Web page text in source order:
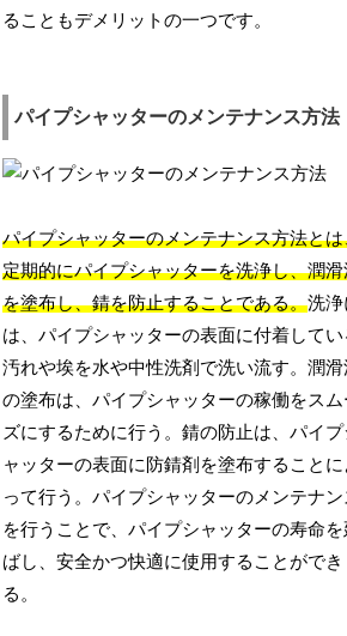
ることもデメリットの一つです。
パイプシャッターのメンテナンス方法
パイプシャッターのメンテナンス方法とは
定期的にパイプシャッターを洗浄し、潤滑
を塗布し、錆を防止することである。洗浄
は、パイプシャッターの表面に付着してい
汚れや埃を水や中性洗剤で洗い流す。潤滑
の塗布は、パイプシャッターの稼働をスム
ズにするために行う。錆の防止は、パイプ
ャッターの表面に防錆剤を塗布することに
って行う。パイプシャッターのメンテナン
を行うことで、パイプシャッターの寿命を
ばし、安全かつ快適に使用することができ
る。